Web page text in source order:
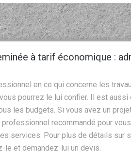
à tarif économique :
en ce qui concerne les
pourrez le lui confier. Il est aussi
les budgets. Si vous avez un
recommandé pour
services. Pour plus de détails sur
le et demandez-lui un devis.